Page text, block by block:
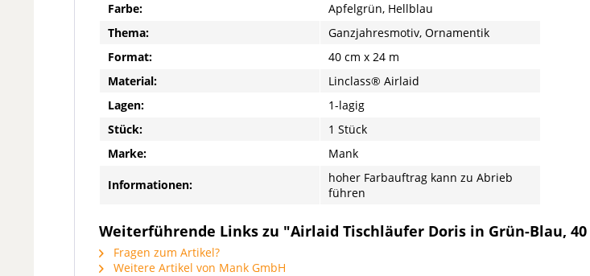
Farbe:
Apfelgrün, Hellblau
Thema:
Ganzjahresmotiv, Ornamentik
Format:
40 cm x 24 m
Material:
Linclass® Airlaid
Lagen:
1-lagig
Stück:
1 Stück
Marke:
Mank
Informationen:
hoher Farbauftrag kann zu Abrieb
führen
Weiterführende Links zu "Airlaid Tischläufer Doris in Grün-Blau, 40
Fragen zum Artikel?
Weitere Artikel von Mank GmbH